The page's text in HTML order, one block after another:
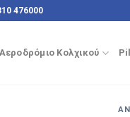
476000
Αεροδρόμιο Κολχικού